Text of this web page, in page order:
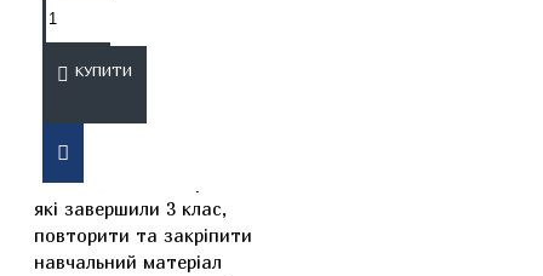
КУПИТИ
ОПИС
Посібник для літніх
занять допоможе учням,
які завершили 3 клас,
повторити та закріпити
навчальний матеріал